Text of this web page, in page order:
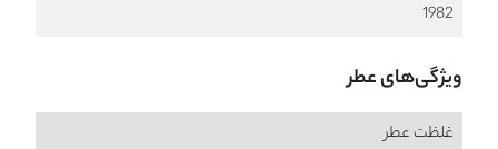
1982
ویژگی‌های عطر
غلظت عطر